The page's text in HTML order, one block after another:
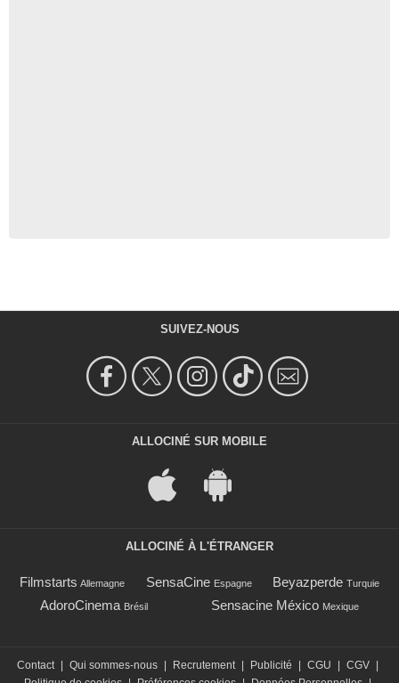
SUIVEZ-NOUS
ALLOCINÉ SUR MOBILE
ALLOCINÉ À L'ÉTRANGER
Filmstarts Allemagne SensaCine Espagne Beyazperde Turquie
AdoroCinema Brésil Sensacine México Mexique
Contact Qui sommes-nous Recrutement Publicité CGU CGV